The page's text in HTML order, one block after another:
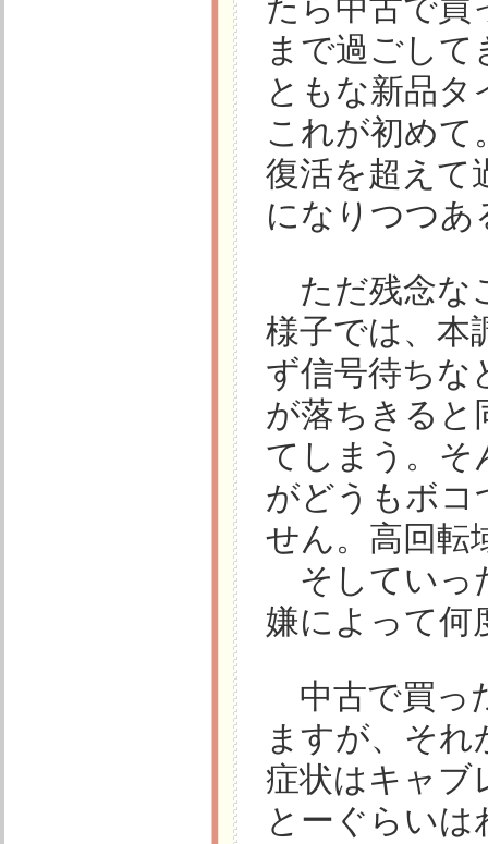
たら中古で買
まで過ごし
ともな新品
これが初めて
復活を超えて
になりつつあ
ただ残念な
様子では、本
ず信号待ちな
が落ちきると
てしまう。そ
がどうもボコ
せん。高回転
そしていっ
嫌によって何
中古で買っ
ますが、そ
症状はキャブ
とーぐらい